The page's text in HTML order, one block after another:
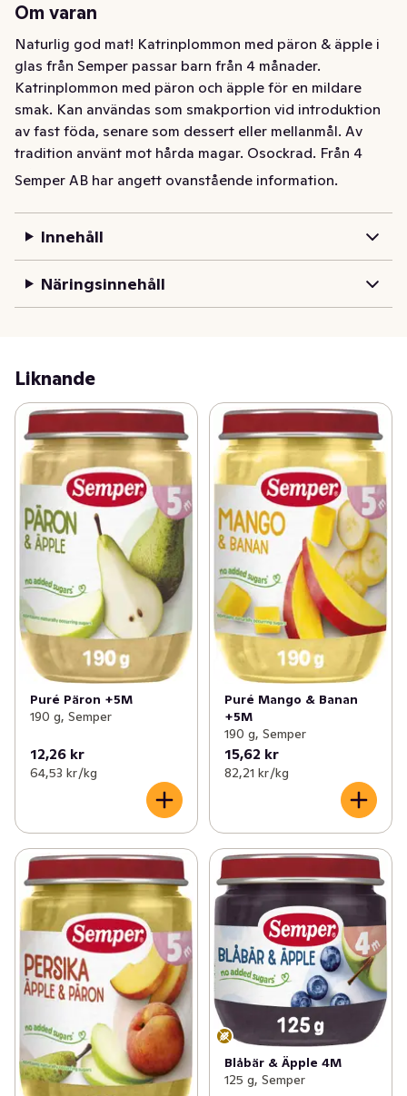
Om varan
Naturlig god mat! Katrinplommon med päron & äpple i
glas från Semper passar barn från 4 månader.
Katrinplommon med päron och äpple för en mildare
smak. Kan användas som smakportion vid introduktion
av fast föda, senare som dessert eller mellanmål. Av
tradition använt mot hårda magar. Osockrad. Från 4
månader.
Katrinplommon med päron och äpple för en mildare
av fast föda, senare som dessert eller mellanmål. Av
tradition använt mot hårda magar. Osockrad. Från 4
Semper AB har angett ovanstående information.
Innehåll
Näringsinnehåll
Liknande
Puré Päron +5M
190 g, Semper
12,26 kr
64,53 kr /kg
Puré Mango & Banan
+5M
190 g, Semper
15,62 kr
82,21 kr /kg
Blåbär & Äpple 4M
125 g, Semper